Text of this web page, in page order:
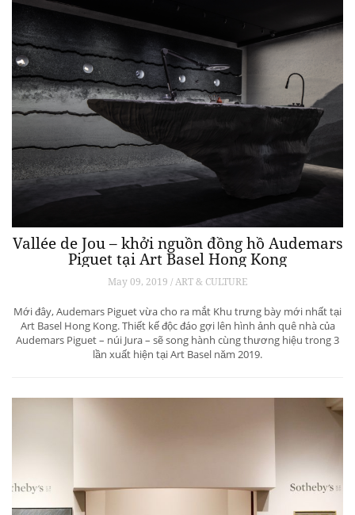
Vallée de Jou – khởi nguồn đồng hồ Audemars
Piguet tại Art Basel Hong Kong
May 09, 2019 / ART & CULTURE
Mới đây, Audemars Piguet vừa cho ra mắt Khu trưng bày mới nhất tại
Art Basel Hong Kong. Thiết kế độc đáo gợi lên hình ảnh quê nhà của
Audemars Piguet – núi Jura – sẽ song hành cùng thương hiệu trong 3
lần xuất hiện tại Art Basel năm 2019.